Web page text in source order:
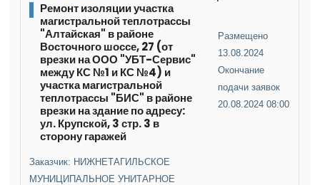
Ремонт изоляции участка
магистральной теплотрассы
"Алтайская" в районе
Восточного шоссе, 27 (от
врезки на ООО "УБТ-Сервис"
между КС №1 и КС №4) и
участка магистральной
теплотрассы "БИС" в районе
врезки на здание по адресу:
ул. Крупской, 3 стр. 3 в
сторону гаражей
Заказчик: НИЖНЕТАГИЛЬСКОЕ
МУНИЦИПАЛЬНОЕ УНИТАРНОЕ
Размещено
13.08.2024
Окончание
подачи заявок
20.08.2024 08:00